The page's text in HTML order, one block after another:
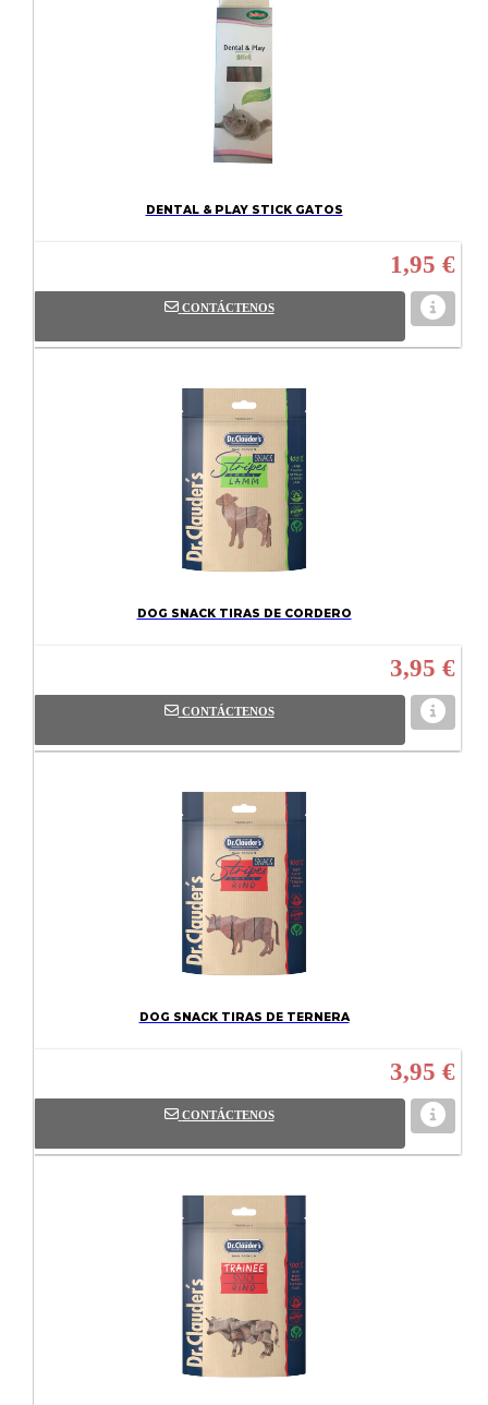
DENTAL & PLAY STICK GATOS
1,95 €
CONTÁCTENOS
DOG SNACK TIRAS DE CORDERO
3,95 €
CONTÁCTENOS
DOG SNACK TIRAS DE TERNERA
3,95 €
CONTÁCTENOS